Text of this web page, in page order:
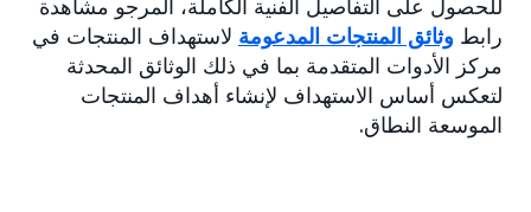
للحصول على التفاصيل الفنية الكاملة، المرجو مشاهدة
رابط وثائق المنتجات المدعومة لاستهداف المنتجات في
مركز الأدوات المتقدمة بما في ذلك الوثائق المحدثة
لتعكس أساس الاستهداف لإنشاء أهداف المنتجات
الموسعة النطاق.